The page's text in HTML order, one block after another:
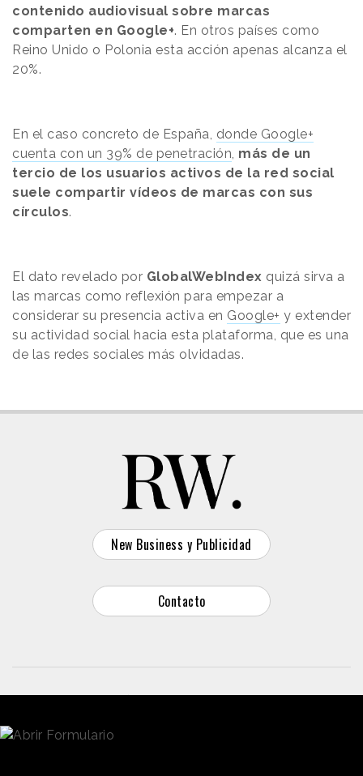
contenido audiovisual sobre marcas
comparten en Google+. En otros países como
Reino Unido o Polonia esta acción apenas alcanza el
20%.
En el caso concreto de España, donde Google+
cuenta con un 39% de penetración más de un
tercio de los usuarios activos de la red social
suele compartir vídeos de marcas con sus
círculos.
El dato revelado por GlobalWebIndex quizá sirva a
las marcas como reflexión para empezar a
considerar su presencia activa en Google+ y extender
su actividad social hacia esta plataforma, que es una
de las redes sociales más olvidadas.
New Business y Publicidad
Contacto
© 2026 Reason Why
Dirección: